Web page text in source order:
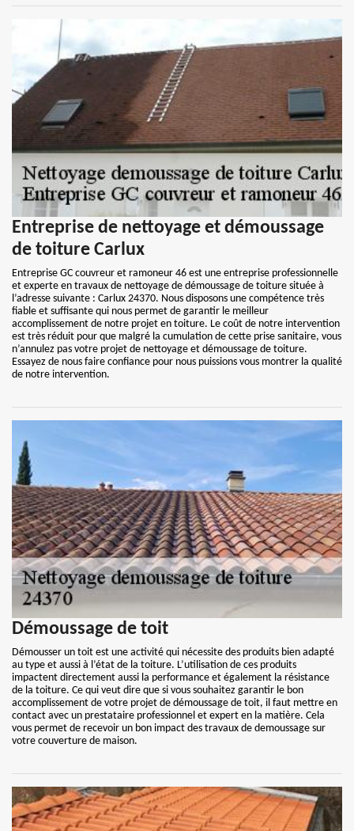
Entreprise de nettoyage et démoussage
de toiture Carlux
Entreprise GC couvreur et ramoneur 46 est une entreprise professionnelle
et experte en travaux de nettoyage de démoussage de toiture située à
l’adresse suivante : Carlux 24370. Nous disposons une compétence très
fiable et suffisante qui nous permet de garantir le meilleur
accomplissement de notre projet en toiture. Le coût de notre intervention
est très réduit pour que malgré la cumulation de cette prise sanitaire, vous
n’annulez pas votre projet de nettoyage et démoussage de toiture.
Essayez de nous faire confiance pour nous puissions vous montrer la qualité
de notre intervention.
Démoussage de toit
Démousser un toit est une activité qui nécessite des produits bien adapté
au type et aussi à l’état de la toiture. L’utilisation de ces produits
impactent directement aussi la performance et également la résistance
de la toiture. Ce qui veut dire que si vous souhaitez garantir le bon
accomplissement de votre projet de démoussage de toit, il faut mettre en
contact avec un prestataire professionnel et expert en la matière. Cela
vous permet de recevoir un bon impact des travaux de demoussage sur
votre couverture de maison.